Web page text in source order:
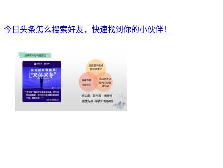
今日头条怎么搜索好友，快速找到你的小伙伴！